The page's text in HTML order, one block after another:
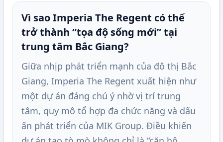
Vì sao Imperia The Regent có thể
trở thành “tọa độ sống mới” tại
trung tâm Bắc Giang?
Giữa nhịp phát triển mạnh của đô thị Bắc
Giang, Imperia The Regent xuất hiện như
một dự án đáng chú ý nhờ vị trí trung
tâm, quy mô tổ hợp đa chức năng và dấu
ấn phát triển của MIK Group. Điều khiến